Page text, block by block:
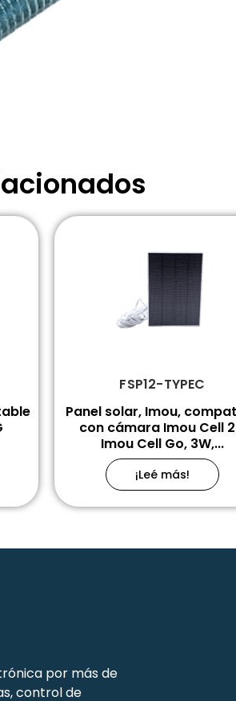
FSP12-TYPEC
Panel solar, Imou,
con cámara Imou Cell
Imou Cell Go, 3W,...
¡Leé más!
por más de
control de